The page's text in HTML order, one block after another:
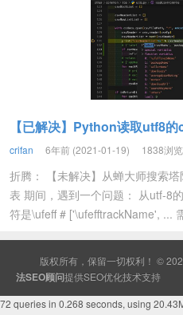
【已解决】Python读取utf8
crifan 6年前 (2021-01-19) 1838浏览
折腾： 【未解决】从蝉大师搜索
表 期间，遇到一个问题： 从utf-8
符是\ufeff # ['\ufefftrackName', ...
版权所有，保留一切权利！ ©
法SEO顾问提供SEO优化技术支持
72 queries in 0.268 seconds, using